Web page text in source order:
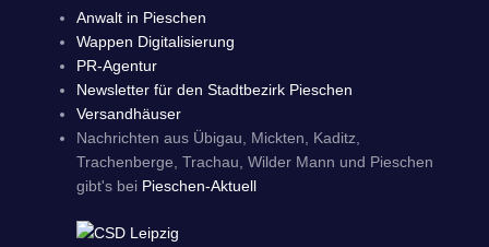
Anwalt in Pieschen
Wappen Digitalisierung
PR-Agentur
Newsletter für den Stadtbezirk Pieschen
Versandhäuser
Nachrichten aus Übigau, Mickten, Kaditz,
Trachenberge, Trachau, Wilder Mann und Pieschen
gibt's bei Pieschen-Aktuell